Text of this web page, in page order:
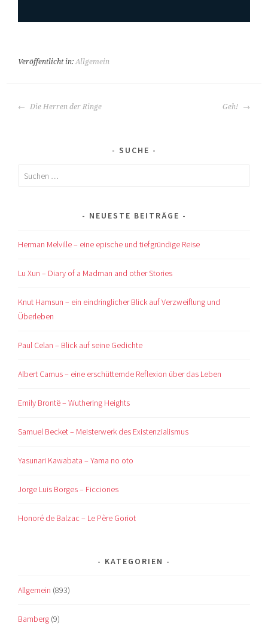
Veröffentlicht in:Allgemein
BEITRAGS-
Die Herren der Ringe Geh!
SUCHE
Suchen
NEUESTE BEITRÄGE
Herman Melville – eine epische und tiefgründige Reise
Lu Xun – Diary of a Madman and other Stories
Knut Hamsun – ein eindringlicher Blick auf Verzweiflung und
Überleben
Paul Celan – Blick auf seine Gedichte
Albert Camus – eine erschütternde Reflexion über das Leben
Emily Brontë – Wuthering Heights
Samuel Becket – Meisterwerk des Existenzialismus
Yasunari Kawabata – Yama no oto
Jorge Luis Borges – Ficciones
Honoré de Balzac – Le Père Goriot
KATEGORIEN
Allgemein (893)
Bamberg (9)